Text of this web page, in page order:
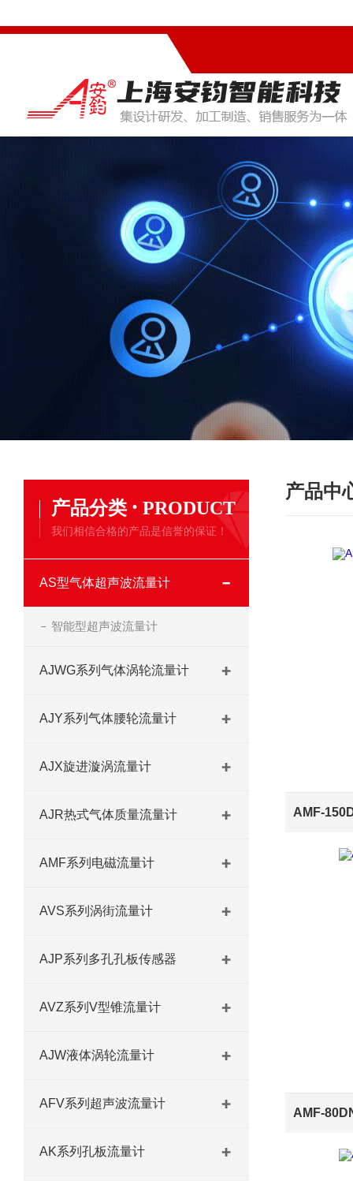
产品分类 · PRODUCT
我们相信合格的产品是信誉的保证！
AS型气体超声波流量计
智能型超声波流量计
AJWG系列气体涡轮流量计
AJY系列气体腰轮流量计
AJX旋进漩涡流量计
AJR热式气体质量流量计
AMF系列电磁流量计
AVS系列涡街流量计
AJP系列多孔孔板传感器
AVZ系列V型锥流量计
AJW液体涡轮流量计
AFV系列超声波流量计
AK系列孔板流量计
产品中
AMF-